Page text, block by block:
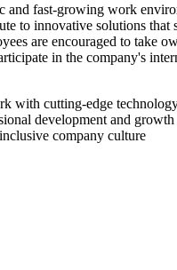
and fast-growing work
to innovative solutions that
are encouraged to take
in the company's
with cutting-edge
development and growth
company culture